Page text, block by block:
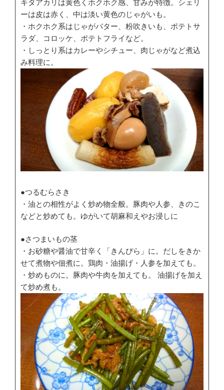
キタアカリは黄色くホクホク感、甘みが特徴。シェリ
ーは皮は赤く、中は淡い黄色のじゃがいも。
・ホクホク系はじゃがバター、粉吹きいも、ポテトサ
ラダ、コロッケ、ポテトフライなど。
・しっとり系はカレーやシチュー、肉じゃがなど煮込
み料理に。
●つるむらさき
・油との相性がよく炒め物全般。豚肉や人参、きのこ
などと炒めても。ゆがいて胡麻和えやお浸しに
●さつまいもの茎
・お砂糖や醤油で甘辛く「きんぴら」に。だしをきか
せて煮物や佃煮に。鶏肉・油揚げ・人参を加えても。
・炒めものに。豚肉や牛肉を加えても。 油揚げを加え
て炒め煮も。